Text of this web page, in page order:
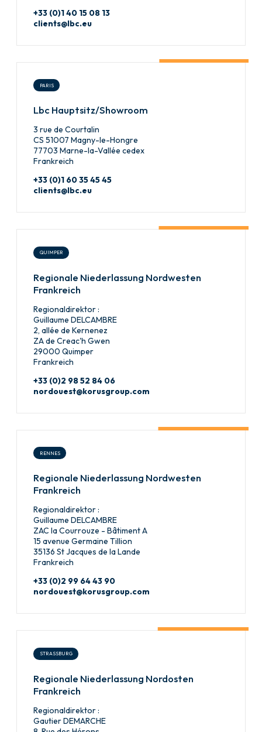
+33 (0)1 40 15 08 13
clients@lbc.eu
PARIS
Lbc Hauptsitz/Showroom
3 rue de Courtalin
CS 51007 Magny-le-Hongre
77703 Marne-la-Vallée cedex
Frankreich
+33 (0)1 60 35 45 45
clients@lbc.eu
QUIMPER
Regionale Niederlassung Nordwesten
Frankreich
Regionaldirektor :
Guillaume DELCAMBRE
2, allée de Kernenez
ZA de Creac'h Gwen
29000 Quimper
Frankreich
+33 (0)2 98 52 84 06
nordouest@korusgroup.com
RENNES
Regionale Niederlassung Nordwesten
Frankreich
Regionaldirektor :
Guillaume DELCAMBRE
ZAC la Courrouze - Bâtiment A
15 avenue Germaine Tillion
35136 St Jacques de la Lande
Frankreich
+33 (0)2 99 64 43 90
nordouest@korusgroup.com
STRASSBURG
Regionale Niederlassung Nordosten
Frankreich
Regionaldirektor :
Gautier DEMARCHE